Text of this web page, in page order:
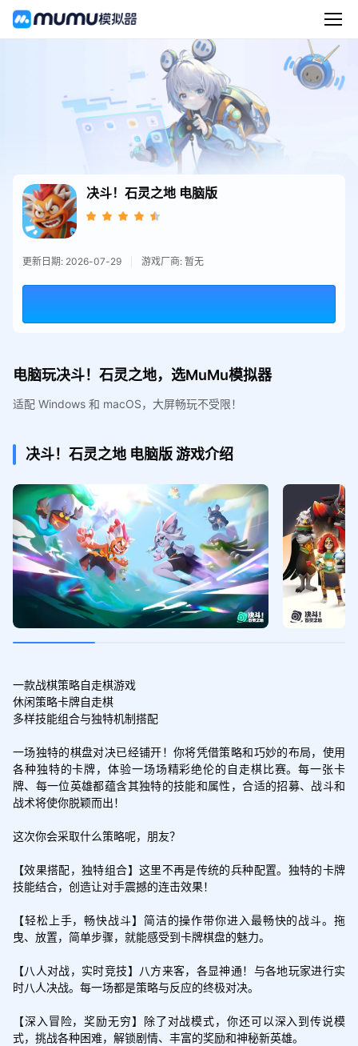
决斗！石灵之地 电脑版
更新日期: 2026-07-29 游戏厂商: 暂无
电脑玩决斗！石灵之地，选MuMu模拟器
适配 Windows 和 macOS，大屏畅玩不受限！
决斗！石灵之地 电脑版游戏介绍
一款战棋策略自走棋游戏
休闲策略卡牌自走棋
多样技能组合与独特机制搭配
一场独特的棋盘对决已经铺开！你将凭借策略和巧妙的布局，使用
各种独特的卡牌，体验一场场精彩绝伦的自走棋比赛。每一张卡
牌、每一位英雄都蕴含其独特的技能和属性，合适的招募、战斗和
战术将使你脱颖而出！
这次你会采取什么策略呢，朋友？
【效果搭配，独特组合】这里不再是传统的兵种配置。独特的卡牌
技能结合，创造让对手震撼的连击效果！
【轻松上手，畅快战斗】简洁的操作带你进入最畅快的战斗。拖
曳、放置，简单步骤，就能感受到卡牌棋盘的魅力。
【八人对战，实时竞技】八方来客，各显神通！与各地玩家进行实
时八人决战。每一场都是策略与反应的终极对决。
【深入冒险，奖励无穷】除了对战模式，你还可以深入到传说模
式，挑战各种困难，解锁剧情、丰富的奖励和神秘新英雄。